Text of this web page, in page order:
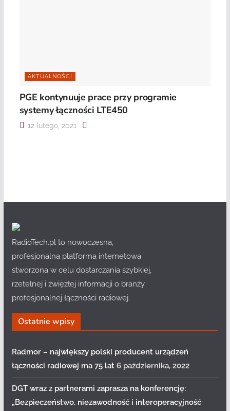
AKTUALNOŚCI
PGE kontynuuje prace przy programie
systemy łączności LTE450
12 lutego, 2021
RadioTech.pl to nowoczesna,
profesjonalna platforma internetowa
stworzona w celu dostarczania szybkiej,
rzetelnej i zwięzłej informacji o branży
profesjonalnej łączności radiowej.
Ostatnie wpisy
Radmor – największy polski producent urządzeń
łączności radiowej ma 75 lat 6 października, 2022
DGT wraz z partnerami zaprasza na konferencję:
„Bezpieczeństwo, niezawodność i interoperacyjność